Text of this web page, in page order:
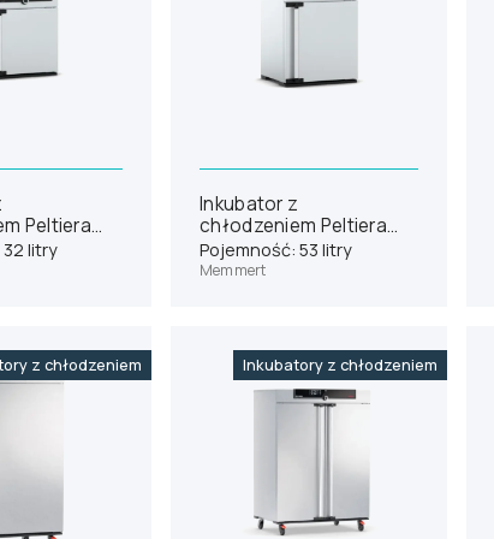
Peltiera
litry
Inkubator z
chłodzeniem Peltiera
Memmert IPP55
Pojemność: 53 litry
Memmert
z chłodzeniem Inkubatory z chłodzeniem